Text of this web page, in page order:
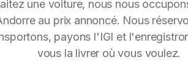
une voiture, nous nous
au prix annoncé. Nous
payons l'IGI et
vous la livrer où vous voulez.